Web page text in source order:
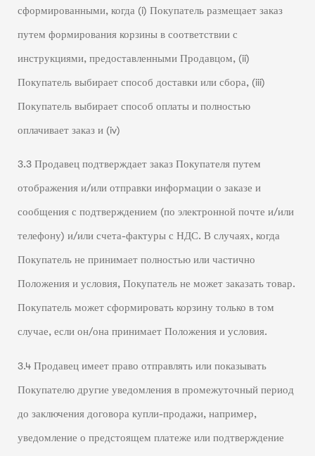
сформированными, когда (i) Покупатель размещает заказ
путем формирования корзины в соответствии с
инструкциями, предоставленными Продавцом, (ii)
Покупатель выбирает способ доставки или сбора, (iii)
Покупатель выбирает способ оплаты и полностью
оплачивает заказ и (iv)
3.3 Продавец подтверждает заказ Покупателя путем
отображения и/или отправки информации о заказе и
сообщения с подтверждением (по электронной почте и/или
телефону) и/или счета-фактуры с НДС. В случаях, когда
Покупатель не принимает полностью или частично
Положения и условия, Покупатель не может заказать товар.
Покупатель может сформировать корзину только в том
случае, если он/она принимает Положения и условия.
3.4 Продавец имеет право отправлять или показывать
Покупателю другие уведомления в промежуточный период
до заключения договора купли-продажи, например,
уведомление о предстоящем платеже или подтверждение